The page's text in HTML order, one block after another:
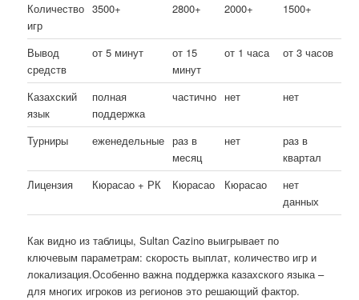
Количество
игр
3500+ 2800+ 2000+ 1500+
Вывод
средств
от 5 минут
от 15
минут
от 1 часа от 3 часов
Казахский
язык
полная
поддержка
частично нет нет
Турниры еженедельные раз в
месяц
нет
раз в
квартал
Лицензия
Кюрасао + РК Кюрасао Кюрасао
нет
данных
Как видно из таблицы, Sultan Cazino выигрывает по
ключевым параметрам: скорость выплат, количество игр и
локализация.Особенно важна поддержка казахского языка –
для многих игроков из регионов это решающий фактор.